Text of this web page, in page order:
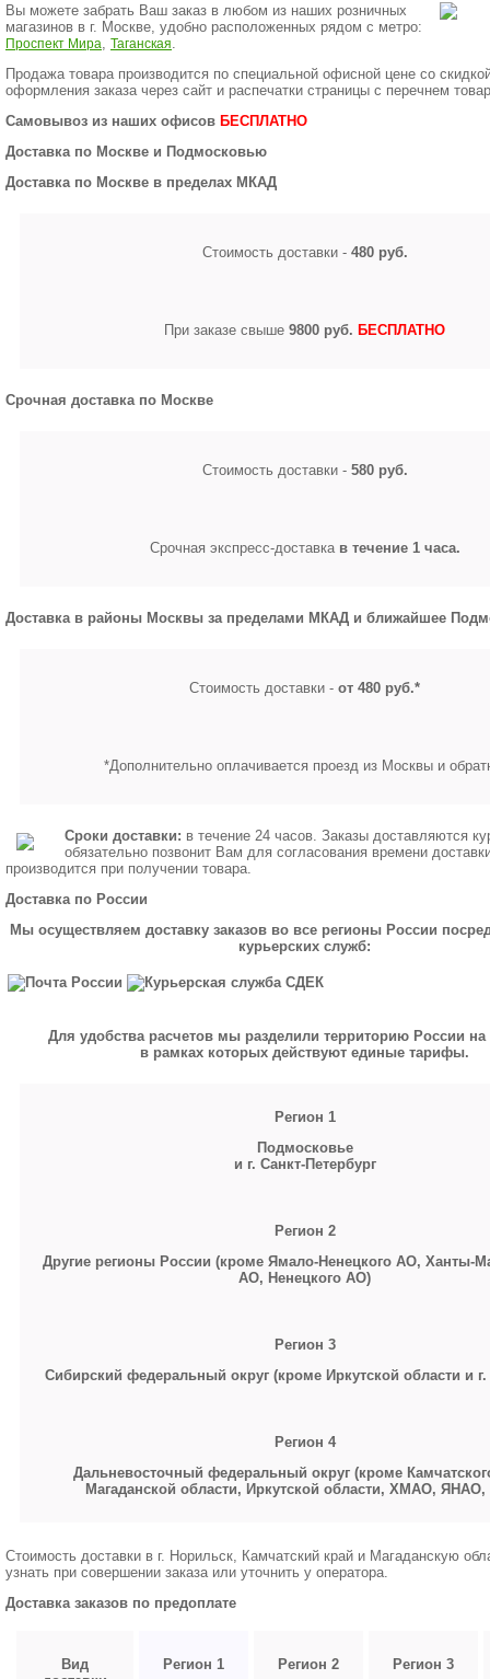
Вы можете забрать Ваш заказ в любом из наших розничных
магазинов в г. Москве, удобно расположенных рядом с метро:
Проспект Мира Таганская
Продажа товара производится по специальной офисной цене со
оформления заказа через сайт и распечатки страницы с перечнем
Самовывоз из наших офисов БЕСПЛАТНО
Доставка по Москве и Подмосковью
Доставка по Москве в пределах МКАД
Стоимость доставки - 480 руб.
При заказе свыше 9800 руб. БЕСПЛАТНО
Срочная доставка по Москве
Стоимость доставки - 580 руб.
Срочная экспресс-доставка в течение 1 часа.
Доставка в районы Москвы за пределами МКАД и ближайшее
Стоимость доставки - от 480 руб.*
*Дополнительно оплачивается проезд из Москвы и
Сроки доставки: в течение 24 часов. Заказы доставляются
обязательно позвонит Вам для согласования времени
производится при получении товара.
Доставка по России
Мы осуществляем доставку заказов во все регионы России
курьерских служб:
Для удобства расчетов мы разделили территорию России на
в рамках которых действуют единые тарифы.
Регион 1
Подмосковье
и г. Санкт-Петербург
Регион 2
Другие регионы России (кроме Ямало-Ненецкого АО, Ханты-
АО, Ненецкого АО)
Регион 3
Сибирский федеральный округ (кроме Иркутской области и
Регион 4
Дальневосточный федеральный округ (кроме
Магаданской области, Иркутской области, ХМАО, ЯНАО,
Стоимость доставки в г. Норильск, Камчатский край и Магаданскую
узнать при совершении заказа или уточнить у оператора.
Доставка заказов по предоплате
Вид
Регион 1 Регион 2 Регион 3